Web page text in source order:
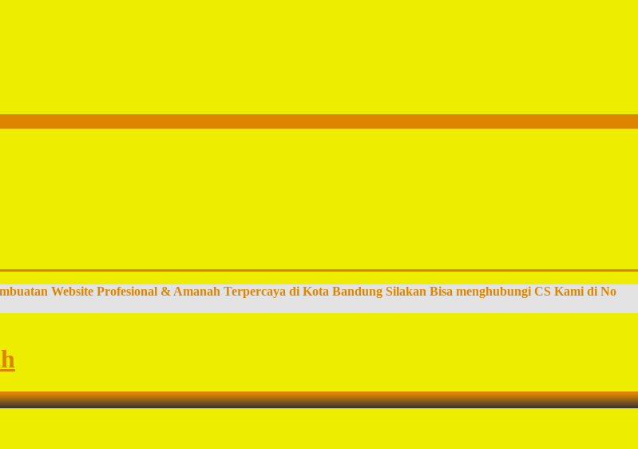
Website Profesional & Amanah Terpercaya di Kota Bandung Silakan Bisa menghubungi CS Kami di No